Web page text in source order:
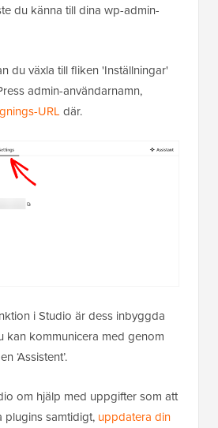
du känna till dina wp-admin-
du växla till fliken 'Inställningar'
admin-användarnamn,
URL där.
i Studio är dess inbyggda
kan kommunicera med genom
‘Assistent’.
om hjälp med uppgifter som att
plugins samtidigt, uppdatera din